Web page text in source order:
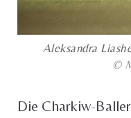
Aleksandra
©
Die Charkiw-